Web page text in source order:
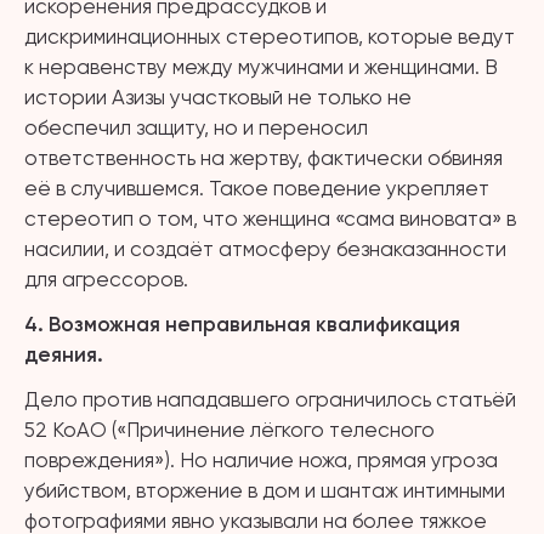
искоренения предрассудков и
дискриминационных стереотипов, которые ведут
к неравенству между мужчинами и женщинами. В
истории Азизы участковый не только не
обеспечил защиту, но и переносил
ответственность на жертву, фактически обвиняя
её в случившемся. Такое поведение укрепляет
стереотип о том, что женщина «сама виновата» в
насилии, и создаёт атмосферу безнаказанности
для агрессоров.
4. Возможная неправильная квалификация
деяния.
Дело против нападавшего ограничилось статьёй
52 КоАО («Причинение лёгкого телесного
повреждения»). Но наличие ножа, прямая угроза
убийством, вторжение в дом и шантаж интимными
фотографиями явно указывали на более тяжкое